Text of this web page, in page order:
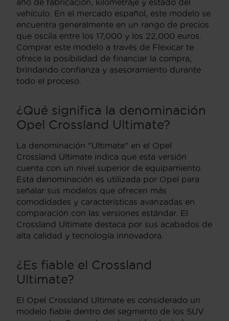
año de fabricación, kilometraje y estado del
vehículo. En el mercado español, este modelo se
encuentra generalmente en un rango de precios
que oscila entre los 17,000 y los 22,000 euros.
Comprar este modelo a través de Flexicar te
ofrece la posibilidad de financiar la compra,
brindando confianza y asesoramiento durante
todo el proceso.
¿Qué significa la denominación
Opel Crossland Ultimate?
La denominación "Ultimate" en el Opel
Crossland Ultimate indica que esta versión
cuenta con un nivel superior de equipamiento.
Esta denominación es utilizada por Opel para
señalar sus modelos que ofrecen más
comodidades y características avanzadas en
comparación con las versiones estándar. El
Crossland Ultimate destaca por sus acabados de
alta calidad y tecnología innovadora.
¿Es fiable el Crossland
Ultimate?
El Opel Crossland Ultimate es considerado un
modelo fiable dentro del segmento de los SUV